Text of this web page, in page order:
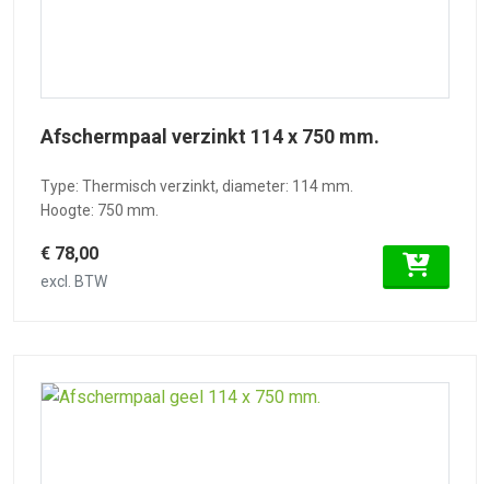
Afschermpaal verzinkt 114 x 750 mm.
Type: Thermisch verzinkt, diameter: 114 mm.
Hoogte: 750 mm.
€ 78,00
excl. BTW